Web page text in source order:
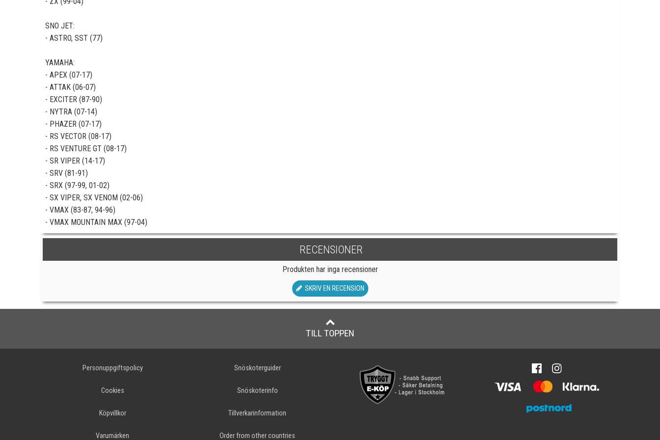
SNO JET:
- ASTRO, SST (77)
YAMAHA:
- APEX (07-17)
- ATTAK (06-07)
- EXCITER (87-90)
- NYTRA (07-14)
- PHAZER (07-17)
- RS VECTOR (08-17)
- RS VENTURE GT (08-17)
- SR VIPER (14-17)
- SRV (81-91)
- SRX (97-99, 01-02)
- SX VIPER, SX VENOM (02-06)
- VMAX (83-87, 94-96)
- VMAX MOUNTAIN MAX (97-04)
RECENSIONER
Produkten har inga recensioner
SKRIV EN RECENSION
TILL TOPPEN
Personuppgiftspolicy
Cookies
Köpvillkor
Varumärken
Snöskoterguider
Snöskoterinfo
Tillverkarinformation
Order from other countries